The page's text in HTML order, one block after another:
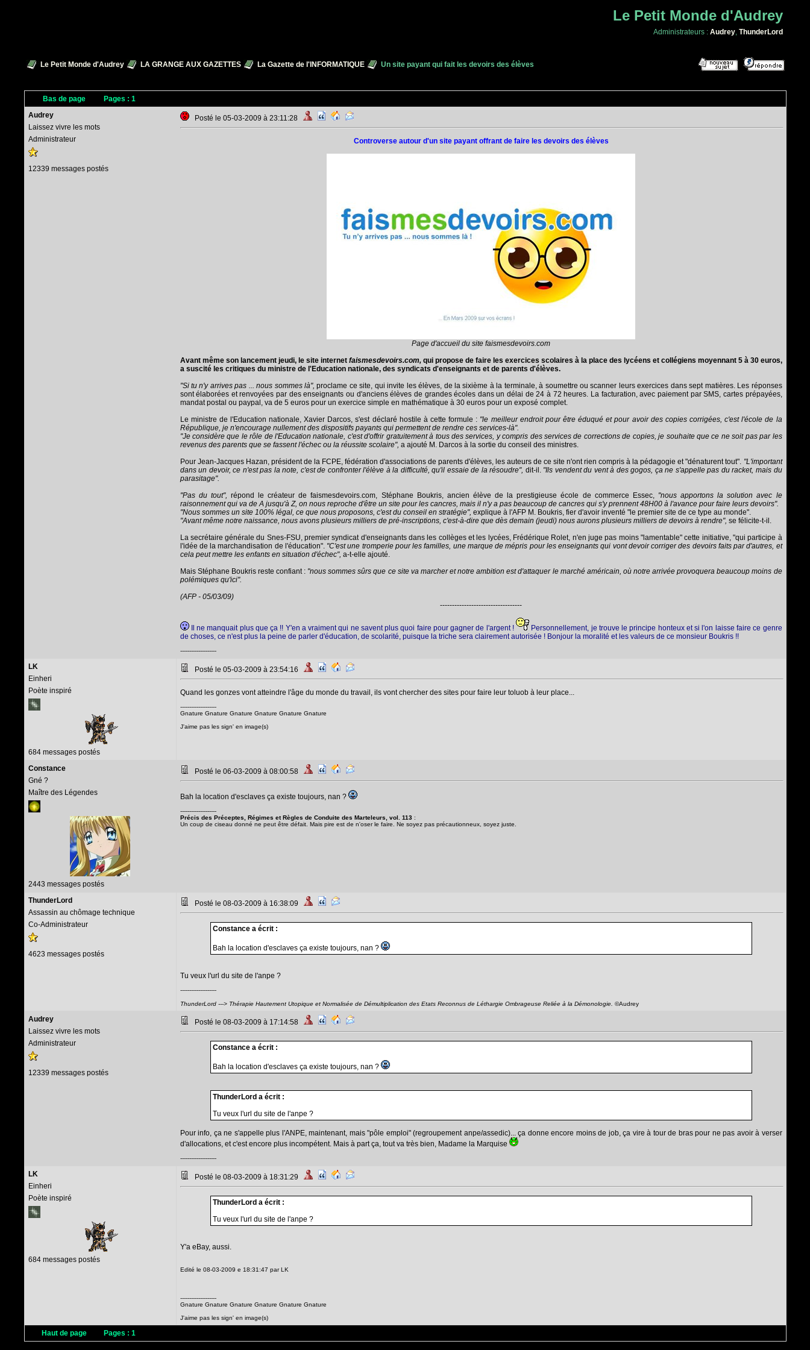
Le Petit Monde d'Audrey
Administrateurs : Audrey, ThunderLord
Le Petit Monde d'Audrey LA GRANGE AUX GAZETTES La Gazette de l'INFORMATIQUE Un site payant qui fait les devoirs des élèves
Bas de page Pages : 1
Audrey
Laissez vivre les mots
Administrateur
12339 messages postés
Posté le 05-03-2009 à 23:11:28
Controverse autour d'un site payant offrant de faire les devoirs des élèves
Page d'accueil du site faismesdevoirs.com
Avant même son lancement jeudi, le site internet faismesdevoirs.com, qui propose de faire les exercices scolaires à la place des lycéens et collégiens moyennant 5 à 30 euros,
a suscité les critiques du ministre de l'Education nationale, des syndicats d'enseignants et de parents d'élèves.
"Si tu n'y arrives pas ... nous sommes là",proclame ce site, qui invite les élèves, de la sixième à la terminale, à soumettre ou scanner leurs exercices dans sept matières. Les réponses
sont élaborées et renvoyées par des enseignants ou d'anciens élèves de grandes écoles dans un délai de 24 à 72 heures. La facturation, avec paiement par SMS, cartes prépayées,
mandat postal ou paypal, va de 5 euros pour un exercice simple en mathématique à 30 euros pour un exposé complet.
Le ministre de l'Education nationale, Xavier Darcos, s'est déclaré hostile à cette formule : "le meilleur endroit pour être éduqué et pour avoir des copies corrigées, c'est l'école de la
République, je n'encourage nullement des dispositifs payants qui permettent de rendre ces services-là".
"Je considère que le rôle de l'Education nationale, c'est d'offrir gratuitement à tous des services, y compris des services de corrections de copies, je souhaite que ce ne soit pas par les
revenus des parents que se fassent l'échec ou la réussite scolaire", a ajouté M. Darcos à la sortie du conseil des ministres.
Pour Jean-Jacques Hazan, président de la FCPE, fédération d'associations de parents d'élèves, les auteurs de ce site n'ont rien compris à la pédagogie et "dénaturent tout". "L'important
dans un devoir, ce n'est pas la note, c'est de confronter l'élève à la difficulté, qu'il essaie de la résoudre", dit-il. "Ils vendent du vent à des gogos, ça ne s'appelle pas du racket, mais du
parasitage".
"Pas du tout", répond le créateur de faismesdevoirs.com, Stéphane Boukris, ancien élève de la prestigieuse école de commerce Essec, "nous apportons la solution avec le
raisonnement qui va de A jusqu'à Z, on nous reproche d'être un site pour les cancres, mais il n'y a pas beaucoup de cancres qui s'y prennent 48H00 à l'avance pour faire leurs devoirs".
"Nous sommes un site 100% légal, ce que nous proposons, c'est du conseil en stratégie", explique à l'AFP M. Boukris, fier d'avoir inventé "le premier site de ce type au monde".
"Avant même notre naissance, nous avons plusieurs milliers de pré-inscriptions, c'est-à-dire que dès demain (jeudi) nous aurons plusieurs milliers de devoirs à rendre", se félicite-t-il.
La secrétaire générale du Snes-FSU, premier syndicat d'enseignants dans les collèges et les lycées, Frédérique Rolet, n'en juge pas moins "lamentable" cette initiative, "qui participe à
l'idée de la marchandisation de l'éducation". "C'est une tromperie pour les familles, une marque de mépris pour les enseignants qui vont devoir corriger des devoirs faits par d'autres, et
cela peut mettre les enfants en situation d'échec", a-t-elle ajouté.
Mais Stéphane Boukris reste confiant : "nous sommes sûrs que ce site va marcher et notre ambition est d'attaquer le marché américain, où notre arrivée provoquera beaucoup moins de
polémiques qu'ici".
(AFP - 05/03/09)
----------------------------------
Il ne manquait plus que ça !! Y'en a vraiment qui ne savent plus quoi faire pour gagner de l'argent !
Personnellement, je trouve le principe honteux et si l'on laisse faire ce genre
de choses, ce n'est plus la peine de parler d'éducation, de scolarité, puisque la triche sera clairement autorisée ! Bonjour la moralité et les valeurs de ce monsieur Boukris !!
--------------------
LK
Einheri
Poète inspiré
684 messages postés
Posté le 05-03-2009 à 23:54:16
Quand les gonzes vont atteindre l'âge du monde du travail, ils vont chercher des sites pour faire leur toluob à leur place...
--------------------
Gnature Gnature Gnature Gnature Gnature Gnature
J'aime pas les sign' en image(s)
Constance
Gné ?
Maître des Légendes
2443 messages postés
Posté le 06-03-2009 à 08:00:58
Bah la location d'esclaves ça existe toujours, nan ?
--------------------
Précis des Préceptes, Régimes et Règles de Conduite des Marteleurs, vol. 113 :
Un coup de ciseau donné ne peut être défait. Mais pire est de n'oser le faire. Ne soyez pas précautionneux, soyez juste.
ThunderLord
Assassin au chômage technique
Co-Administrateur
4623 messages postés
Posté le 08-03-2009 à 16:38:09
Constance a écrit :
Bah la location d'esclaves ça existe toujours, nan ?
Tu veux l'url du site de l'anpe ?
--------------------
ThunderLord ---> Thérapie Hautement Utopique et Normalisée de Démultiplication des Etats Reconnus de Léthargie Ombrageuse Reliée à la Démonologie. ©Audrey
Audrey
Laissez vivre les mots
Administrateur
12339 messages postés
Posté le 08-03-2009 à 17:14:58
Constance a écrit :
Bah la location d'esclaves ça existe toujours, nan ?
ThunderLord a écrit :
Tu veux l'url du site de l'anpe ?
Pour info, ça ne s'appelle plus l'ANPE, maintenant, mais "pôle emploi" (regroupement anpe/assedic)... ça donne encore moins de job, ça vire à tour de bras pour ne pas avoir à verser
d'allocations, et c'est encore plus incompétent. Mais à part ça, tout va très bien, Madame la Marquise
--------------------
LK
Einheri
Poète inspiré
684 messages postés
Posté le 08-03-2009 à 18:31:29
ThunderLord a écrit :
Tu veux l'url du site de l'anpe ?
Y'a eBay, aussi.
Edité le 08-03-2009 e 18:31:47 par LK
--------------------
Gnature Gnature Gnature Gnature Gnature Gnature
J'aime pas les sign' en image(s)
Haut de page Pages : 1